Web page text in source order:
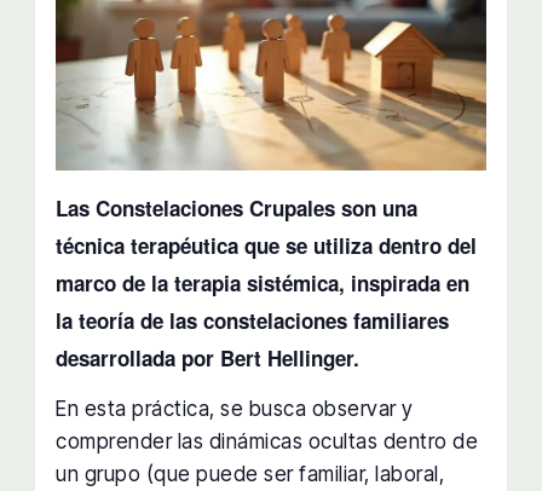
Las Constelaciones Crupales son una
técnica terapéutica que se utiliza dentro del
marco de la terapia sistémica, inspirada en
la teoría de las constelaciones familiares
desarrollada por Bert Hellinger.
En esta práctica, se busca observar y
comprender las dinámicas ocultas dentro de
un grupo (que puede ser familiar, laboral,